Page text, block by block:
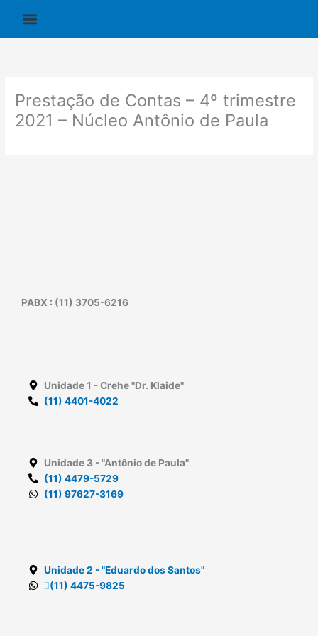
o
Prestação de Contas – 4º trimestre
2021 – Núcleo Antônio de Paula
PABX : (11) 3705-6216
Unidade 1 - Crehe "Dr. Klaide"
(11) 4401-4022
Unidade 3 - "Antônio de Paula"
(11) 4479-5729
(11) 97627-3169
Unidade 2 - "Eduardo dos Santos"
(11) 4475-9825